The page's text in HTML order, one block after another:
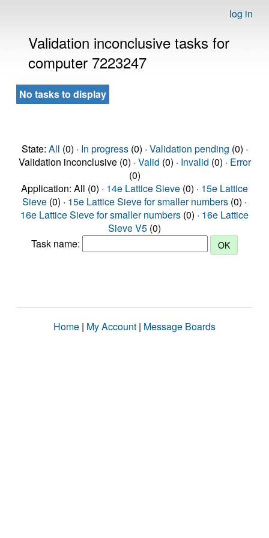
log in
Validation inconclusive tasks for
computer 7223247
No tasks to display
State: All (0) · In progress(0) · Validation pending (0) ·
Validation inconclusive (0) · Valid (0) · Invalid (0) · Error
(0)
Application: All (0) · 14e Lattice Sieve (0) · 15e Lattice
Sieve (0) · 15e Lattice Sieve for smaller numbers (0) ·
16e Lattice Sieve for smaller numbers (0) · 16e Lattice
Sieve V5 (0)
Task name:
Home | My Account | Message Boards